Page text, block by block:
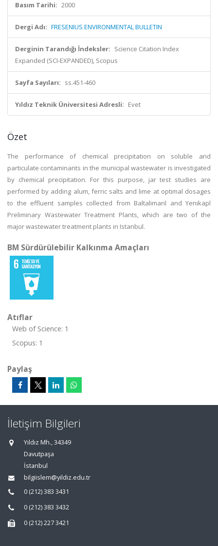
Basım Tarihi: 2000
Dergi Adı: FRESENIUS ENVIRONMENTAL BULLETIN
Derginin Tarandığı İndeksler: Science Citation Index
Expanded (SCI-EXPANDED), Scopus
Sayfa Sayıları: ss.451-460
Yıldız Teknik Üniversitesi Adresli: Evet
Özet
The performance of chemical precipitation on soluble and
particulate contaminants in the municipal wastewater is investigated
by chemical precipitation. For this purpose, jar test studies are
performed by adding alum, ferric salts and lime at optimal dosages
to the effluent samples collected from Baltalimanl and Yenikapl
Preliminary Wastewater Treatment Plants, which are two of the
major wastewater treatment plants in Istanbul.
BM Sürdürülebilir Kalkınma Amaçları
Atıflar
Web of Science: 1
Scopus: 1
Paylaş
İletişim Bilgileri
Yıldız Mh., 34349
Davutpaşa
İstanbul
bilgiislem@yildiz.edu.tr
0 (212) 383 3431
0 (212) 383 3432
0 (212) 227 3421